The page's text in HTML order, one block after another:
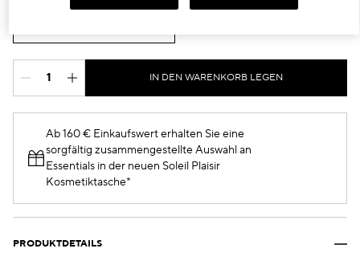
IN DEN WARENKORB LEGEN
Ab 160 € Einkaufswert erhalten Sie eine
sorgfältig zusammengestellte Auswahl an
Essentials in der neuen Soleil Plaisir
Kosmetiktasche*
PRODUKTDETAILS